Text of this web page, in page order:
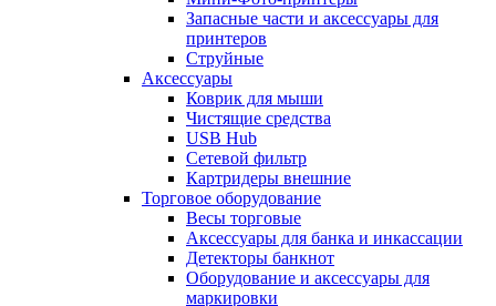
Запасные части и аксессуары для
принтеров
Струйные
Аксессуары
Коврик для мыши
Чистящие средства
USB Hub
Сетевой фильтр
Картридеры внешние
Торговое оборудование
Весы торговые
Аксессуары для банка и инкассации
Детекторы банкнот
Оборудование и аксессуары для
маркировки